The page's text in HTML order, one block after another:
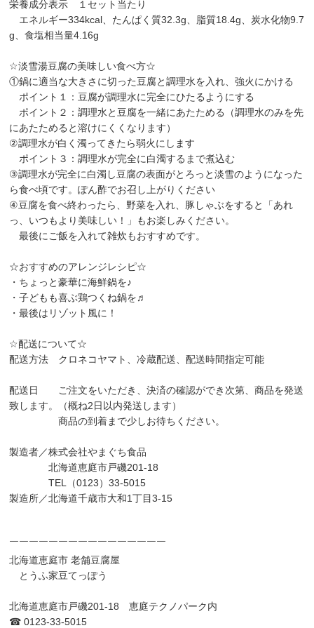
栄養成分表示 １セット当たり
エネルギー334kcal、たんぱく質32.3g、脂質18.4g、炭水化物9.7
g、食塩相当量4.16g
☆淡雪湯豆腐の美味しい食べ方☆
①鍋に適当な大きさに切った豆腐と調理水を入れ、強火にかける
ポイント１：豆腐が調理水に完全にひたるようにする
ポイント２：調理水と豆腐を一緒にあたためる（調理水のみを先
にあたためると溶けにくくなります）
②調理水が白く濁ってきたら弱火にします
ポイント３：調理水が完全に白濁するまで煮込む
③調理水が完全に白濁し豆腐の表面がとろっと淡雪のようになった
ら食べ頃です。ぽん酢でお召し上がりください
④豆腐を食べ終わったら、野菜を入れ、豚しゃぶをすると「あれ
っ、いつもより美味しい！」もお楽しみください。
最後にご飯を入れて雑炊もおすすめです。
☆おすすめのアレンジレシピ☆
・ちょっと豪華に海鮮鍋を♪
・子どもも喜ぶ鶏つくね鍋を♬
・最後はリゾット風に！
☆配送について☆
配送方法 クロネコヤマト、冷蔵配送、配送時間指定可能
配送日 ご注文をいただき、決済の確認ができ次第、商品を発送
致します。（概ね2日以内発送します）
商品の到着まで少しお待ちください。
製造者／株式会社やまぐち食品
北海道恵庭市戸磯201-18
TEL（0123）33-5015
製造所／北海道千歳市大和1丁目3-15
￣￣￣￣￣￣￣￣￣￣￣￣￣￣￣￣
北海道恵庭市 老舗豆腐屋
とうふ家豆てっぽう
北海道恵庭市戸磯201-18 恵庭テクノパーク内
☎︎ 0123-33-5015